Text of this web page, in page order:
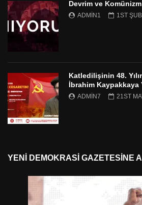
Devrim ve
ADMIN1 1ST
Katledilişinin 48.
İbrahim Kaypakkaya
ADMIN7 21ST
YENI DEMOKRASI GAZETESINE